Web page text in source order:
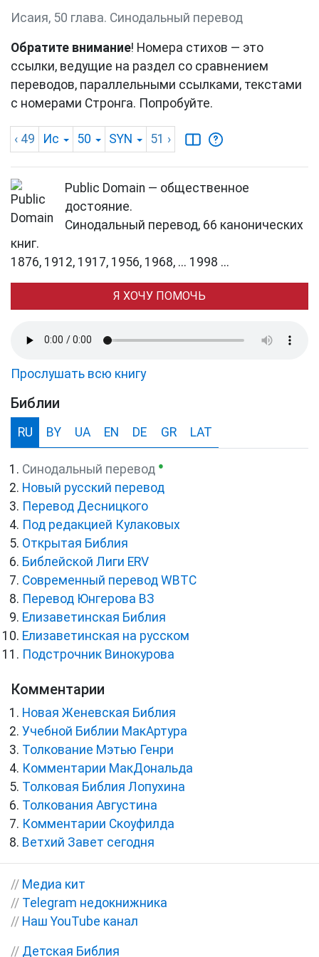
Исаия, 50 глава. Синодальный перевод
Обратите внимание! Номера стихов — это
ссылки, ведущие на раздел со сравнением
переводов, параллельными ссылками, текстами
с номерами Стронга. Попробуйте.
‹ 49 Ис 50 SYN 51 ›
Public Domain — общественное
достояние.
Синодальный перевод, 66 канонических
книг.
1876, 1912, 1917, 1956, 1968, ... 1998 ...
Я ХОЧУ ПОМОЧЬ
Прослушать всю книгу
Библии
RU BY UA EN DE GR LAT
Синодальный перевод ●
Новый русский перевод
Перевод Десницкого
Под редакцией Кулаковых
Открытая Библия
Библейской Лиги ERV
Cовременный перевод WBTC
Перевод Юнгерова ВЗ
Елизаветинская Библия
Елизаветинская на русском
Подстрочник Винокурова
Комментарии
Новая Женевская Библия
Учебной Библии МакАртура
Толкование Мэтью Генри
Комментарии МакДональда
Толковая Библия Лопухина
Толкования Августина
Комментарии Скоуфилда
Ветхий Завет сегодня
// Медиа кит
// Telegram недокнижника
// Наш YouTube канал
// Детская Библия